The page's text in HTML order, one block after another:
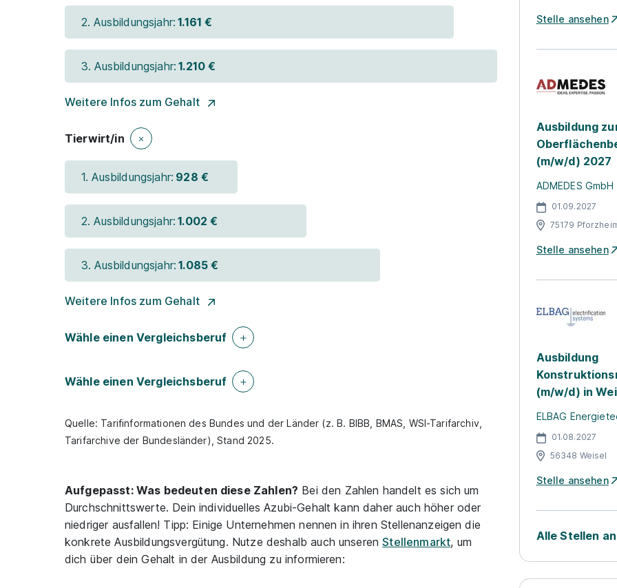
2. Ausbildungsjahr: 1.161 €
3. Ausbildungsjahr: 1.210 €
Weitere Infos zum Gehalt
Tierwirt/in
1. Ausbildungsjahr: 928 €
2. Ausbildungsjahr: 1.002 €
3. Ausbildungsjahr: 1.085 €
Weitere Infos zum Gehalt
Wähle einen Vergleichsberuf
Wähle einen Vergleichsberuf
Quelle: Tarifinformationen des Bundes und der Länder (z. B. BIBB, BMAS, WSI-Tarifarchiv,
Tarifarchive der Bundesländer), Stand 2025.
Aufgepasst: Was bedeuten diese Zahlen? Bei den Zahlen handelt es sich um
Durchschnittswerte. Dein individuelles Azubi-Gehalt kann daher auch höher oder
niedriger ausfallen! Tipp: Einige Unternehmen nennen in ihren Stellenanzeigen die
konkrete Ausbildungsvergütung. Nutze deshalb auch unserenStellenmarkt, um
dich über dein Gehalt in der Ausbildung zu informieren:
Stelle ansehen
Ausbildung
(m/w/d) 2027
ADMEDES GmbH
01.09.2027
75179
Stelle ansehen
Ausbildung
(m/w/d) in
ELBAG
01.08.2027
56348 Weisel
Stelle ansehen
Alle Stellen